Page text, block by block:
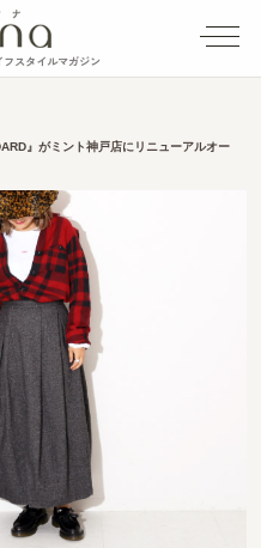
スタイルマガジン
』がミント神戸店にリニューアルオー